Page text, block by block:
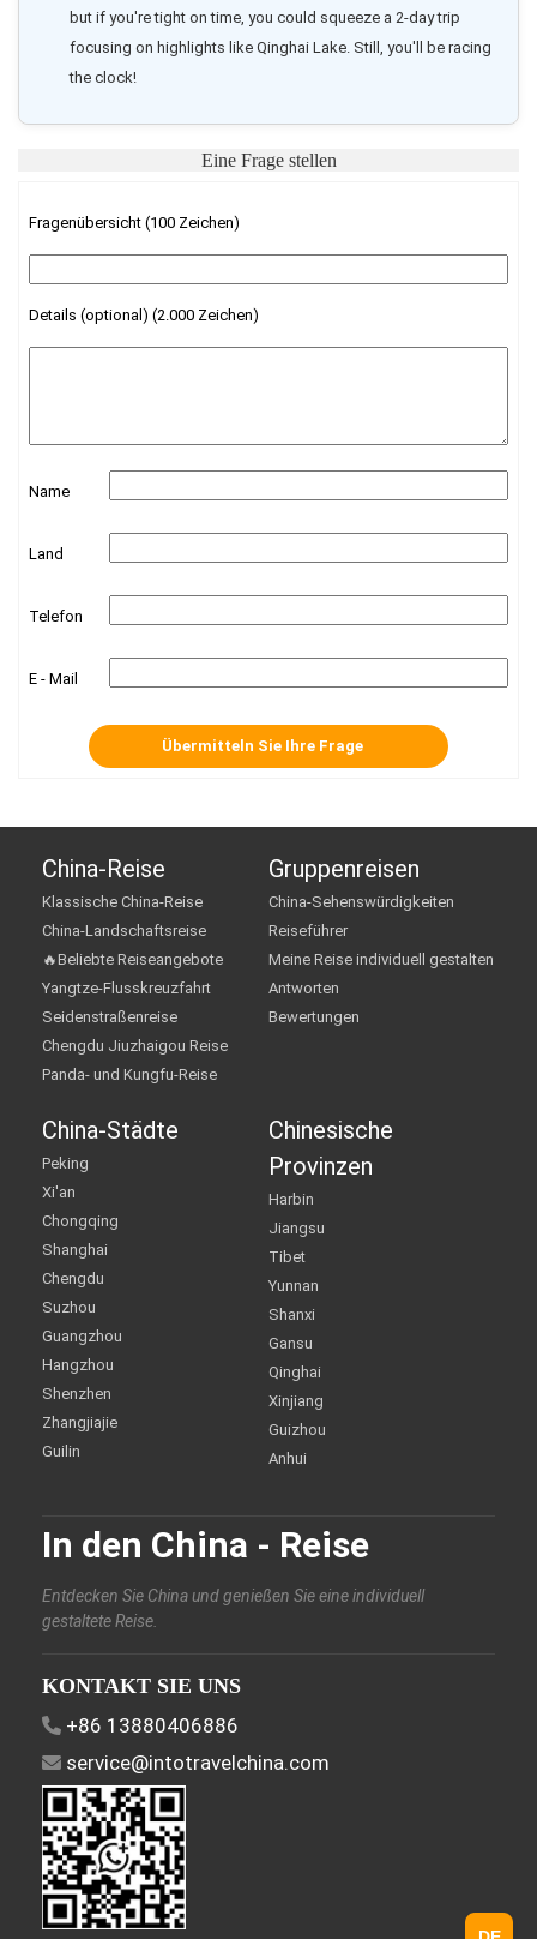
but if you're tight on time, you could squeeze a 2-day trip
focusing on highlights like Qinghai Lake. Still, you'll be racing
the clock!
Eine Frage stellen
Fragenübersicht (100 Zeichen)
Details (optional) (2.000 Zeichen)
Name
Land
Telefon
E - Mail
China-Reise
Klassische China-Reise
China-Landschaftsreise
🔥Beliebte Reiseangebote
Yangtze-Flusskreuzfahrt
Seidenstraßenreise
Chengdu Jiuzhaigou Reise
Panda- und Kungfu-Reise
Gruppenreisen
China-Sehenswürdigkeiten
Reiseführer
Meine Reise individuell gestalten
Antworten
Bewertungen
China-Städte
Peking
Xi'an
Chongqing
Shanghai
Chengdu
Suzhou
Guangzhou
Hangzhou
Shenzhen
Zhangjiajie
Guilin
Chinesische
Provinzen
Harbin
Jiangsu
Tibet
Yunnan
Shanxi
Gansu
Qinghai
Xinjiang
Guizhou
Anhui
In den China - Reise
Entdecken Sie China und genießen Sie eine individuell
gestaltete Reise.
KONTAKT SIE UNS
+86 13880406886
service@intotravelchina.com